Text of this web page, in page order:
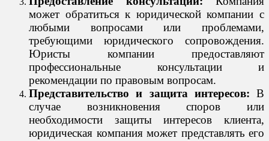
может обратиться к юридической компании с
любыми вопросами или проблемами,
требующими юридического сопровождения.
Юристы компании предоставляют
профессиональные консультации и
рекомендации по правовым вопросам.
Представительство и защита интересов: В
случае возникновения споров или
необходимости защиты интересов клиента,
юридическая компания может представлять его